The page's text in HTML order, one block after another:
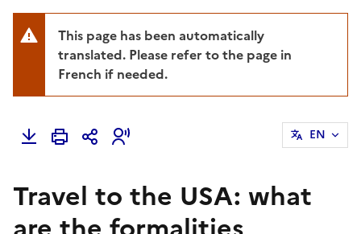
This page has been automatically
translated. Please refer to the page in
French if needed.
EN
Travel to the USA: what